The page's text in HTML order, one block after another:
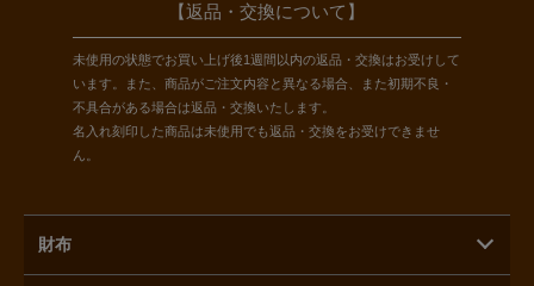
【返品・交換について】
未使用の状態でお買い上げ後1週間以内の返品・交換はお受けして
います。また、商品がご注文内容と異なる場合、また初期不良・
不具合がある場合は返品・交換いたします。
名入れ刻印した商品は未使用でも返品・交換をお受けできませ
ん。
財布